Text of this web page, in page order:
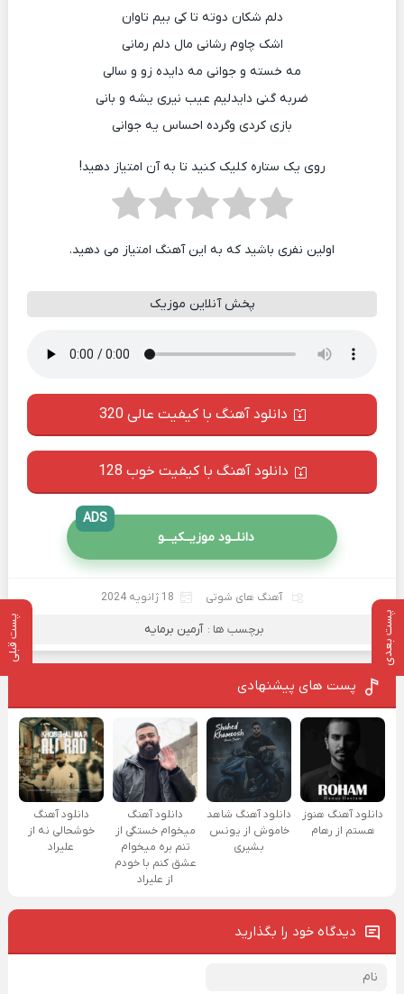
پست بعدی پست قبلی
دلم شکان دوته تا کی بیم تاوان
اشک چاوم رشانی مال دلم رمانی
مه خسته و جوانی مه دایده زو و سالی
ضربه گنی دایدلیم عیب نیری یشه و بانی
بازی کردی وگرده احساس یه جوانی
روی یک ستاره کلیک کنید تا به آن امتیاز دهید!
اولین نفری باشید که به این آهنگ امتیاز می دهید.
پخش آنلاین موزیک
دانلود آهنگ با کیفیت عالی 320
دانلود آهنگ با کیفیت خوب 128
دانلــود موزیــکیـــو
ADS
آهنگ های شوتی 18 ژانویه 2024
برچسب ها : آرمین برمایه
پست های پیشنهادی
دانلود آهنگ هنوز
هستم از رهام
دانلود آهنگ شاهد
خاموش از یونس
بشیری
دانلود آهنگ
میخوام خستگی از
تنم بره میخوام
عشق کنم با خودم
از علیراد
دانلود آهنگ
خوشحالی نه از
علیراد
دیدگاه خود را بگذارید